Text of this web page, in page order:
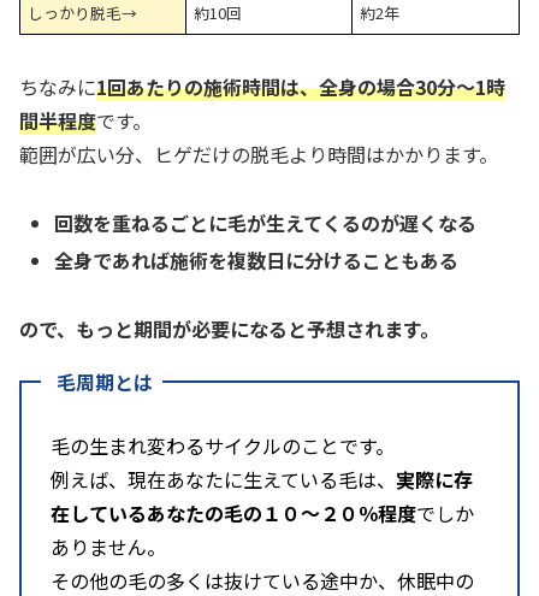
しっかり脱毛→ 約10回 約2年
ちなみに1回あたりの施術時間は、全身の場合30分～1時
間半程度です。
範囲が広い分、ヒゲだけの脱毛より時間はかかります。
回数を重ねるごとに毛が生えてくるのが遅くなる
全身であれば施術を複数日に分けることもある
ので、もっと期間が必要になると予想されます。
毛周期とは
毛の生まれ変わるサイクルのことです。
例えば、現在あなたに生えている毛は、 実際に存
在しているあなたの毛の１０～２０％程度でしか
ありません。
その他の毛の多くは抜けている途中か、休眠中の